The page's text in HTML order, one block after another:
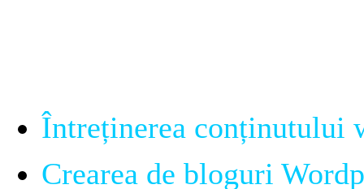
Întreținerea conținutului
Crearea de bloguri